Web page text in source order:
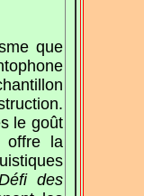
que
le goût
offre la
des